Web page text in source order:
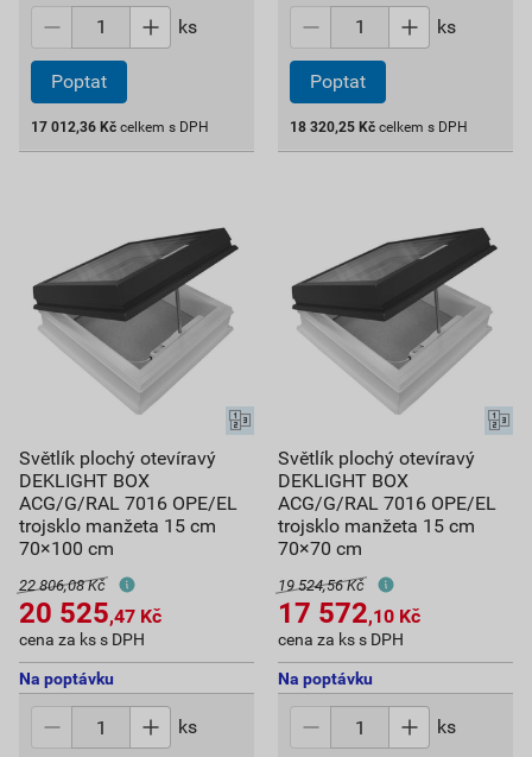
ks
Poptat
17 012,36 Kč celkem s DPH
ks
Poptat
18 320,25 Kč celkem s DPH
Světlík plochý otevíravý
DEKLIGHT BOX
ACG/G/RAL 7016 OPE/EL
trojsklo manžeta 15 cm
70×100 cm
22 806,08 Kč
20 525,47 Kč
cena za ks s DPH
Na poptávku
ks
Světlík plochý otevíravý
DEKLIGHT BOX
ACG/G/RAL 7016 OPE/EL
trojsklo manžeta 15 cm
70×70 cm
19 524,56 Kč
17 572,10 Kč
cena za ks s DPH
Na poptávku
ks